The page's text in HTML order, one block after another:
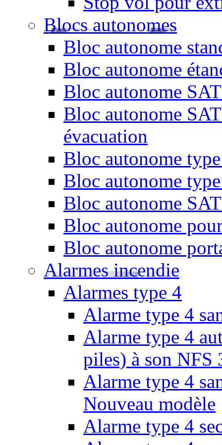
Blocs autonomes
Bloc autonome
Bloc autonome
Bloc autonome
Bloc autonome
évacuation
Bloc autonome
Bloc autonome
Bloc autonome
Bloc autonome
Bloc autonome
Alarmes incendie
Alarmes type 4
Alarme type 4
Alarme type 4
piles) à son NFS
Alarme type 4
Nouveau modèle
Alarme type 4